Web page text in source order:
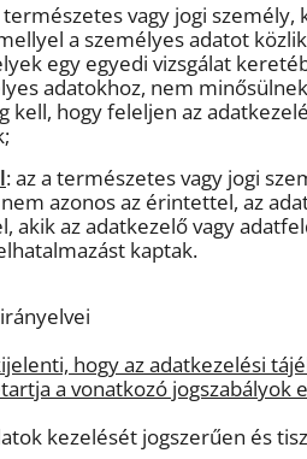
természetes vagy jogi
a személyes adatot
egy egyedi vizsgálat
adatokhoz, nem
kell, hogy feleljen az
: az a természetes vagy jogi
azonos az érintettel, az
akik az adatkezelő vagy
kaptak.
hogy az adatkezelési
a vonatkozó
kezelését jogszerűen és